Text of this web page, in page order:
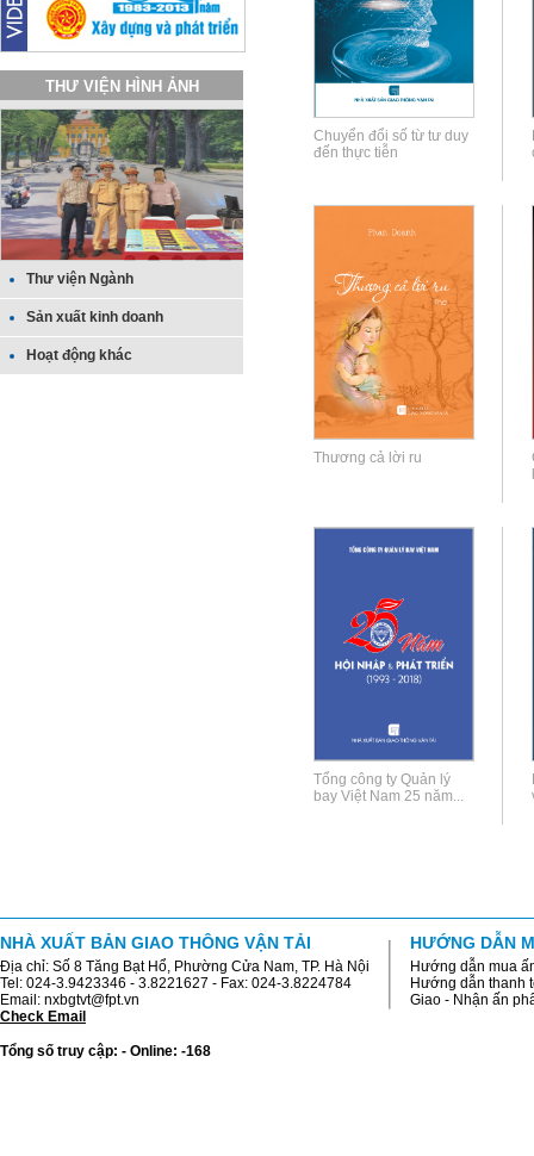
THƯ VIỆN HÌNH ẢNH
Thư viện Ngành
Sản xuất kinh doanh
Hoạt động khác
Chuyển đổi số từ tư duy
đến thực tiễn
Thương cả lời ru
Tổng công ty Quản lý
bay Việt Nam 25 năm...
NHÀ XUẤT BẢN GIAO THÔNG VẬN TẢI
Địa chỉ: Số 8 Tăng Bạt Hổ, Phường Cửa Nam, TP. Hà Nội
Tel: 024-3.9423346 - 3.8221627 - Fax: 024-3.8224784
Email: nxbgtvt@fpt.vn
Check Email
Tổng số truy cập: - Online: -168
HƯỚNG DẪN
Hướng dẫn mua
Hướng dẫn thanh
Giao - Nhận ấn